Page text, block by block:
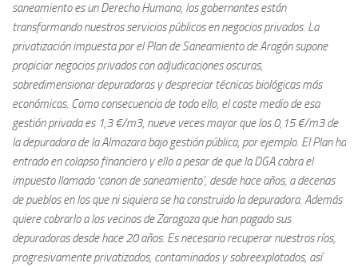
saneamiento es un Derecho Humano, los gobernantes están
transformando nuestros servicios públicos en negocios privados. La
privatización impuesta por el Plan de Saneamiento de Aragón supone
propiciar negocios privados con adjudicaciones oscuras,
sobredimensionar depuradoras y despreciar técnicas biológicas más
económicas. Como consecuencia de todo ello, el coste medio de esa
gestión privada es 1,3 €/m3, nueve veces mayor que los 0,15 €/m3 de
la depuradora de la Almozara bajo gestión pública, por ejemplo. El Plan ha
entrado en colapso financiero y ello a pesar de que la DGA cobra el
impuesto llamado ‘canon de saneamiento’, desde hace años, a decenas
de pueblos en los que ni siquiera se ha construido la depuradora. Además
quiere cobrarlo a los vecinos de Zaragoza que han pagado sus
depuradoras desde hace 20 años. Es necesario recuperar nuestros ríos,
progresivamente privatizados, contaminados y sobreexplotados, así